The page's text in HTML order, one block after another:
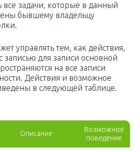
все задачи, которые в данный
бывшему владельцу
управлять тем, как действия,
для записи основной
на все записи
Действия и возможное
в следующей таблице.
Описание
Возможное
поведение